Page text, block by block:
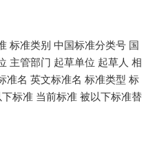
标准类别 中国标准分类号 国
主管部门 起草单位 起草人 相
准名 英文标准名 标准类型 标
标准 当前标准 被以下标准替